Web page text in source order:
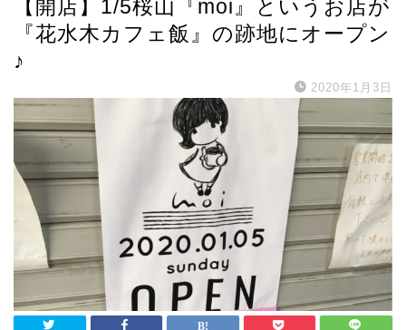
【開店】1/5桜山『moi』というお店が
『花水木カフェ飯』の跡地にオープン
♪
2020年1月3日